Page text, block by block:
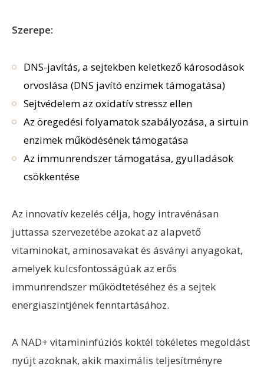
Szerepe:
DNS-javítás, a sejtekben keletkező károsodások
orvoslása (DNS javító enzimek támogatása)
Sejtvédelem az oxidatív stressz ellen
Az öregedési folyamatok szabályozása, a sirtuin
enzimek működésének támogatása
Az immunrendszer támogatása, gyulladások
csökkentése
Az innovatív kezelés célja, hogy intravénásan
juttassa szervezetébe azokat az alapvető
vitaminokat, aminosavakat és ásványi anyagokat,
amelyek kulcsfontosságúak az erős
immunrendszer működtetéséhez és a sejtek
energiaszintjének fenntartásához.
A NAD+ vitamininfúziós koktél tökéletes megoldást
nyújt azoknak, akik maximális teljesítményre